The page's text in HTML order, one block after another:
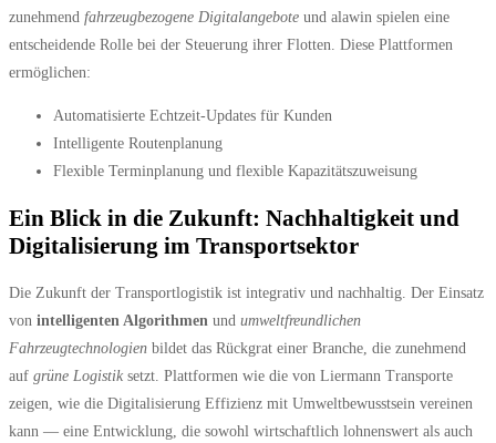
zunehmend fahrzeugbezogene Digitalangebote und alawin spielen eine
entscheidende Rolle bei der Steuerung ihrer Flotten. Diese Plattformen
ermöglichen:
Automatisierte Echtzeit-Updates für Kunden
Intelligente Routenplanung
Flexible Terminplanung und flexible Kapazitätszuweisung
Ein Blick in die Zukunft: Nachhaltigkeit und
Digitalisierung im Transportsektor
Die Zukunft der Transportlogistik ist integrativ und nachhaltig. Der Einsatz
von intelligenten Algorithmen und umweltfreundlichen
Fahrzeugtechnologien bildet das Rückgrat einer Branche, die zunehmend
auf grüne Logistik setzt. Plattformen wie die von Liermann Transporte
zeigen, wie die Digitalisierung Effizienz mit Umweltbewusstsein vereinen
kann — eine Entwicklung, die sowohl wirtschaftlich lohnenswert als auch